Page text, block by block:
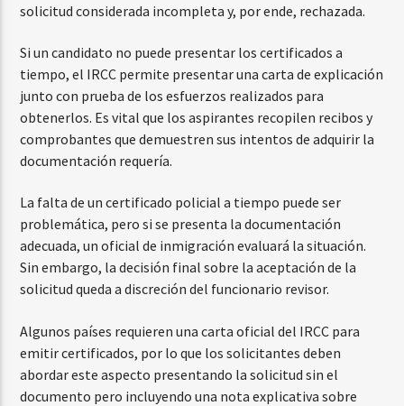
solicitud considerada incompleta y, por ende, rechazada.
Si un candidato no puede presentar los certificados a
tiempo, el IRCC permite presentar una carta de explicación
junto con prueba de los esfuerzos realizados para
obtenerlos. Es vital que los aspirantes recopilen recibos y
comprobantes que demuestren sus intentos de adquirir la
documentación requería.
La falta de un certificado policial a tiempo puede ser
problemática, pero si se presenta la documentación
adecuada, un oficial de inmigración evaluará la situación.
Sin embargo, la decisión final sobre la aceptación de la
solicitud queda a discreción del funcionario revisor.
Algunos países requieren una carta oficial del IRCC para
emitir certificados, por lo que los solicitantes deben
abordar este aspecto presentando la solicitud sin el
documento pero incluyendo una nota explicativa sobre